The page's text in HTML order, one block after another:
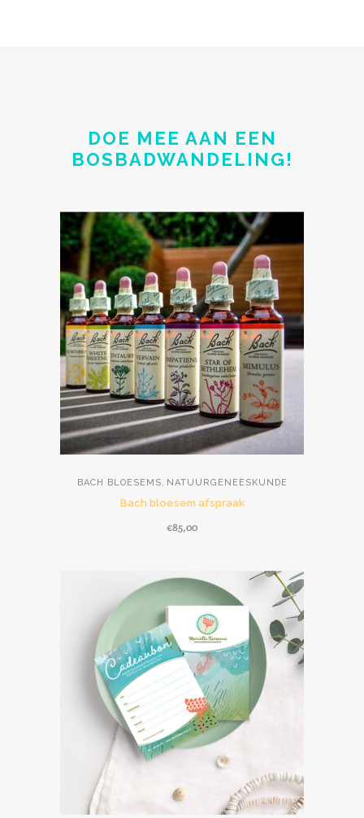
DOE MEE AAN EEN
BOSBADWANDELING!
BACH BLOESEMS, NATUURGENEESKUNDE
Bach bloesem afspraak
€85,00